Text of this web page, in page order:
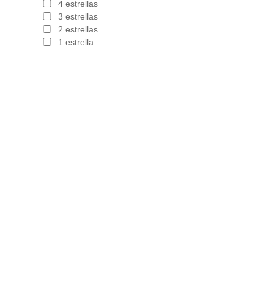
4 estrellas
3 estrellas
2 estrellas
1 estrella